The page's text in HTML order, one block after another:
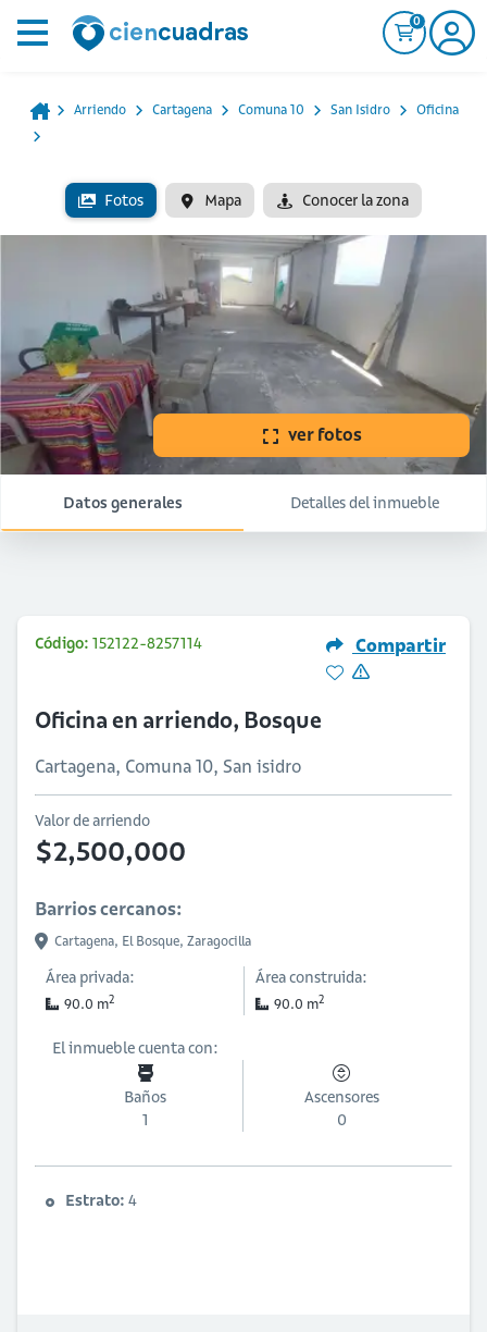
0
Arriendo Cartagena Comuna 10 San Isidro Oficina
Fotos Mapa Conocer la zona
ver fotos
Datos generales Detalles del inmueble
Código: 152122-8257114 Compartir
Oficina en arriendo, Bosque
Cartagena, Comuna 10, San isidro
Valor de arriendo
$2,500,000
Barrios cercanos:
Cartagena, El Bosque, Zaragocilla
Área privada:
90.0 m2
Área construida:
90.0 m2
El inmueble cuenta con:
Baños
1
Ascensores
0
Estrato: 4